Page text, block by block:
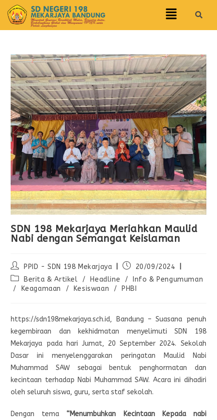
SDN 198 Mekarjaya Meriahkan Maulid
Nabi dengan Semangat Keislaman
PPID - SDN 198 Mekarjaya
20/09/2024
Berita & Artikel
/ Headline /
Info & Pengumuman
/
Keagamaan / Kesiswaan / PHBI
https://sdn198mekarjaya.sch.id, Bandung – Suasana penuh
kegembiraan dan kekhidmatan menyelimuti SDN 198
Mekarjaya pada hari Jumat, 20 September 2024. Sekolah
Dasar ini menyelenggarakan peringatan Maulid Nabi
Muhammad SAW sebagai bentuk penghormatan dan
kecintaan terhadap Nabi Muhammad SAW. Acara ini dihadiri
oleh seluruh siswa, guru, serta staf sekolah.
Dengan tema “Menumbuhkan Kecintaan Kepada nabi